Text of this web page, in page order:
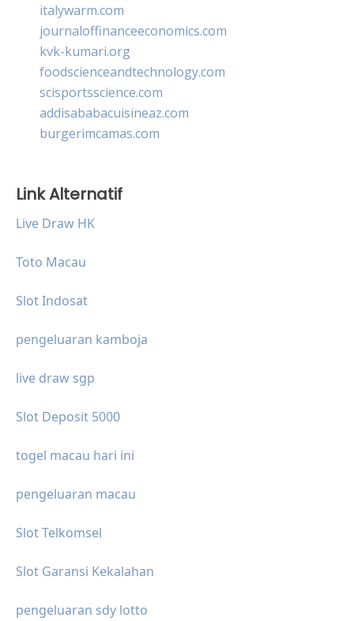
italywarm.com
journaloffinanceeconomics.com
kvk-kumari.org
foodscienceandtechnology.com
scisportsscience.com
addisababacuisineaz.com
burgerimcamas.com
Link Alternatif
Live Draw HK
Toto Macau
Slot Indosat
pengeluaran kamboja
live draw sgp
Slot Deposit 5000
togel macau hari ini
pengeluaran macau
Slot Telkomsel
Slot Garansi Kekalahan
pengeluaran sdy lotto